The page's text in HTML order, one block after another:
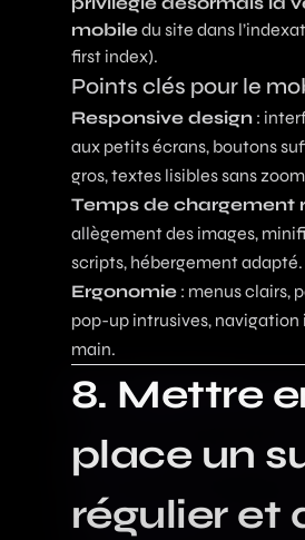
mobiledu site dans
first index).
Points clés pour le
Responsive design :
aux petits écrans, boutons
gros, textes lisibles sans
Temps de chargement
allègement des images,
scripts, hébergement adapté.
Ergonomie : menus clairs,
pop-up intrusives, navigation
main.
8. Mettre
place un
régulier et